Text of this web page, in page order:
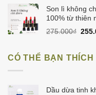
Son lì không
100% từ thiên
275.000₫ Giá
CÓ THỂ BẠN THÍCH
Dầu dừa tinh